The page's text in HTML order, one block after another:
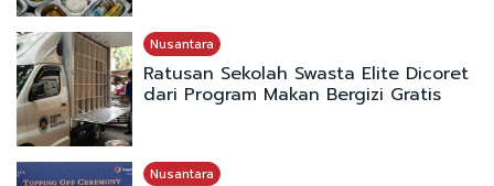
Nusantara
Ratusan Sekolah Swasta Elite Dicoret
dari Program Makan Bergizi Gratis
Nusantara